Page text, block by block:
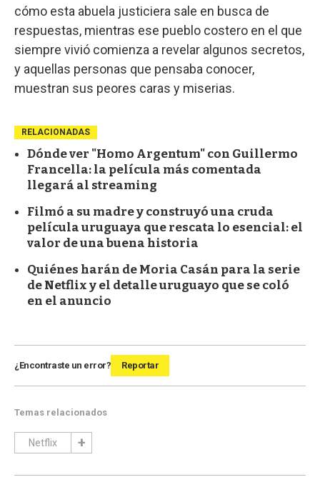
cómo esta abuela justiciera sale en busca de
respuestas, mientras ese pueblo costero en el que
siempre vivió comienza a revelar algunos secretos,
y aquellas personas que pensaba conocer,
muestran sus peores caras y miserias.
RELACIONADAS
Dónde ver "Homo Argentum" con Guillermo
Francella: la película más comentada
llegará al streaming
Filmó a su madre y construyó una cruda
película uruguaya que rescata lo esencial: el
valor de una buena historia
Quiénes harán de Moria Casán para la serie
de Netflix y el detalle uruguayo que se coló
en el anuncio
¿Encontraste un error? Reportar
Temas relacionados
Netflix